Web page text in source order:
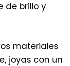
de brillo y
materiales
joyas con un